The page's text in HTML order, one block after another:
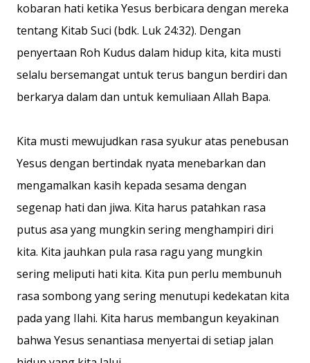
kobaran hati ketika Yesus berbicara dengan mereka
tentang Kitab Suci (bdk. Luk 24:32). Dengan
penyertaan Roh Kudus dalam hidup kita, kita musti
selalu bersemangat untuk terus bangun berdiri dan
berkarya dalam dan untuk kemuliaan Allah Bapa.
Kita musti mewujudkan rasa syukur atas penebusan
Yesus dengan bertindak nyata menebarkan dan
mengamalkan kasih kepada sesama dengan
segenap hati dan jiwa. Kita harus patahkan rasa
putus asa yang mungkin sering menghampiri diri
kita. Kita jauhkan pula rasa ragu yang mungkin
sering meliputi hati kita. Kita pun perlu membunuh
rasa sombong yang sering menutupi kedekatan kita
pada yang Ilahi. Kita harus membangun keyakinan
bahwa Yesus senantiasa menyertai di setiap jalan